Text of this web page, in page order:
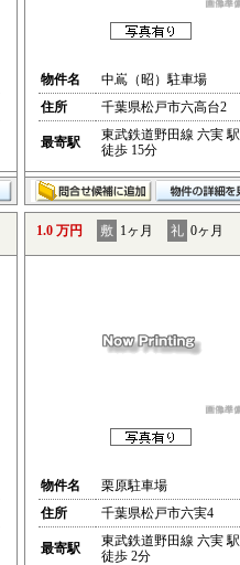
物件名
中嶌（昭）駐車場
住所
千葉県松戸市六高台2
最寄駅
東武鉄道野田線 六実 駅
徒歩 15分
1.0 万円 敷 1ヶ月 礼 0ヶ月
物件名
栗原駐車場
住所
千葉県松戸市六実4
最寄駅
東武鉄道野田線 六実 駅
徒歩 2分